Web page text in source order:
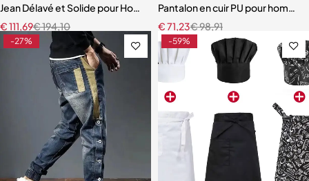
Jean Délavé et Solide pour Homme
€194,10
€111,69
Pantalon en cuir PU pour homme
€98,91
€71,23
-27% -59%